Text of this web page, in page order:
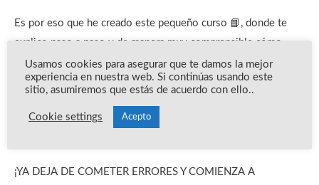
Es por eso que he creado este pequeño curso 📘, donde te
explico paso a paso y de manera muy comprensible cómo
realizar un swap de cara B correctamente desde el primer
intento.
Con este curso quedarás capacitad@ para enfrentar cualquier
¡YA DEJA DE COMETER ERRORES Y COMIENZA A
Usamos cookies para asegurar que te damos la mejor
experiencia en nuestra web. Si continúas usando este
sitio, asumiremos que estás de acuerdo con ello..
Cookie settings Acepto